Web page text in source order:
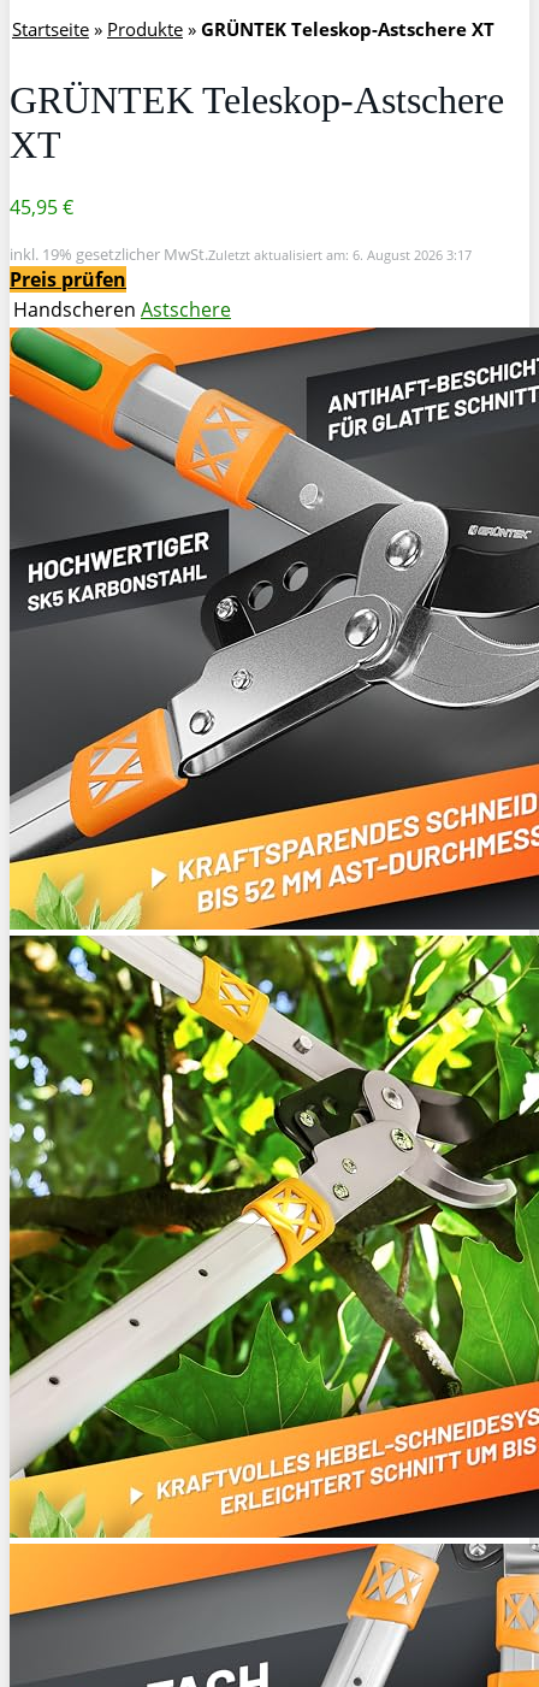
Startseite » Produkte » GRÜNTEK Teleskop-Astschere XT
GRÜNTEK Teleskop-Astschere
XT
45,95 €
inkl. 19% gesetzlicher MwSt.Zuletzt aktualisiert am: 6. August 2026 3:17
Preis prüfen
Handscheren Astschere